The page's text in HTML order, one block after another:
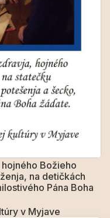
Božieho
na detičkách
Pána Boha
v Myjave